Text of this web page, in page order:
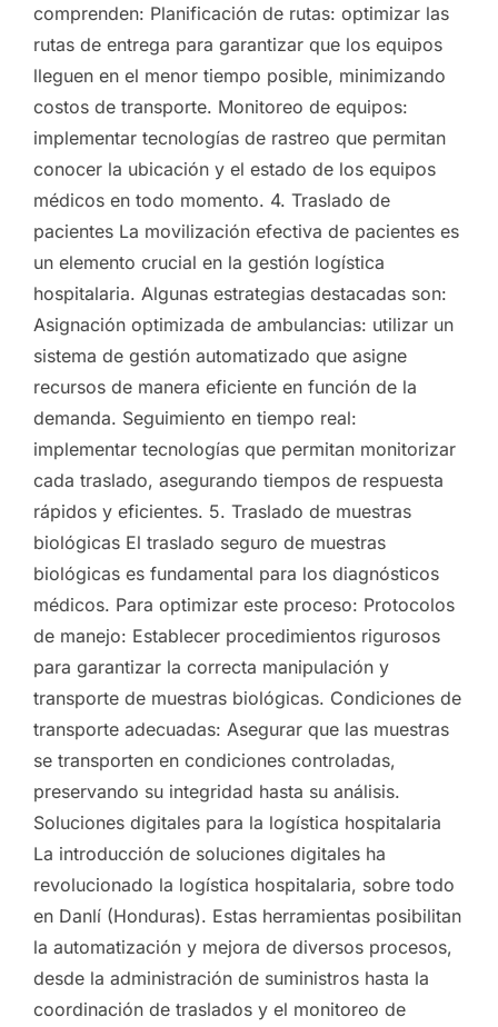
comprenden: Planificación de rutas: optimizar las
rutas de entrega para garantizar que los equipos
lleguen en el menor tiempo posible, minimizando
costos de transporte. Monitoreo de equipos:
implementar tecnologías de rastreo que permitan
conocer la ubicación y el estado de los equipos
médicos en todo momento. 4. Traslado de
pacientes La movilización efectiva de pacientes es
un elemento crucial en la gestión logística
hospitalaria. Algunas estrategias destacadas son:
Asignación optimizada de ambulancias: utilizar un
sistema de gestión automatizado que asigne
recursos de manera eficiente en función de la
demanda. Seguimiento en tiempo real:
implementar tecnologías que permitan monitorizar
cada traslado, asegurando tiempos de respuesta
rápidos y eficientes. 5. Traslado de muestras
biológicas El traslado seguro de muestras
biológicas es fundamental para los diagnósticos
médicos. Para optimizar este proceso: Protocolos
de manejo: Establecer procedimientos rigurosos
para garantizar la correcta manipulación y
transporte de muestras biológicas. Condiciones de
transporte adecuadas: Asegurar que las muestras
se transporten en condiciones controladas,
preservando su integridad hasta su análisis.
Soluciones digitales para la logística hospitalaria
La introducción de soluciones digitales ha
revolucionado la logística hospitalaria, sobre todo
en Danlí (Honduras). Estas herramientas posibilitan
la automatización y mejora de diversos procesos,
desde la administración de suministros hasta la
coordinación de traslados y el monitoreo de